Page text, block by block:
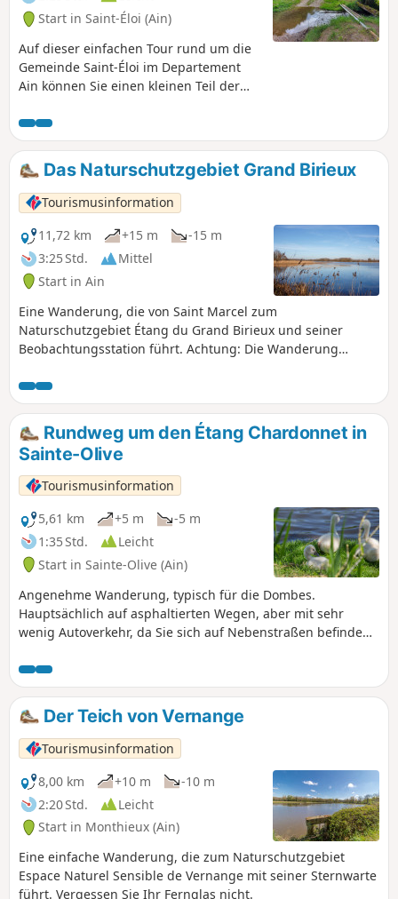
Start in Saint-Éloi (Ain)
Auf dieser einfachen Tour rund um die
Gemeinde Saint-Éloi im Departement
Ain können Sie einen kleinen Teil der
können hier zahlreiche Geocaches
entdecken.
Das Naturschutzgebiet Grand Birieux
Tourismusinformation
11,72 km
+15 m
-15 m
3:25 Std.
Mittel
Start in Ain
Eine Wanderung, die von Saint Marcel zum
Naturschutzgebiet Étang du Grand Birieux und seiner
Beobachtungsstation führt. Achtung: Die Wanderung
Passage auf der Departementsstraße D2.
Rundweg um den Étang Chardonnet in
Sainte-Olive
Tourismusinformation
5,61 km
+5 m
-5 m
1:35 Std.
Leicht
Start in Sainte-Olive (Ain)
Angenehme Wanderung, typisch für die Dombes.
Hauptsächlich auf asphaltierten Wegen, aber mit sehr
wenig Autoverkehr, da Sie sich auf Nebenstraßen befinden.
die im Jahr 2020 geflutet sind. Die Sicht auf die Teiche ist
frei und Sie werden viele verschiedene Vögel beobachten
können. Die Wanderung wird von verschiedenen
Landschaften geprägt: Teiche, Felder, Wäldchen und sogar
ein Blick auf das Beaujolais.
Der Teich von Vernange
Tourismusinformation
8,00 km
+10 m
-10 m
2:20 Std.
Leicht
Start in Monthieux (Ain)
Eine einfache Wanderung, die zum Naturschutzgebiet
Espace Naturel Sensible de Vernange mit seiner Sternwarte
führt. Vergessen Sie Ihr Fernglas nicht.